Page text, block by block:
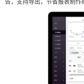
告，支持导出，节省报表制作